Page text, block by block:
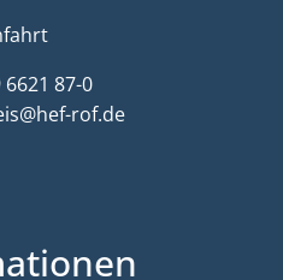
6621 87-0
rof.de